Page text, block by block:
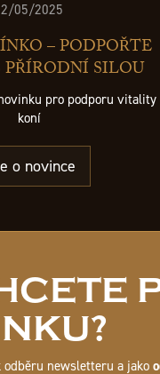
05/2025
– PODPOŘTE
SILOU
pro podporu vitality
koní
o novince
odběru newsletteru a jako